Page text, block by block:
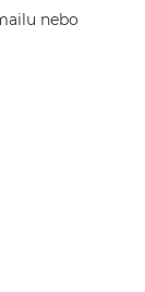
nebo